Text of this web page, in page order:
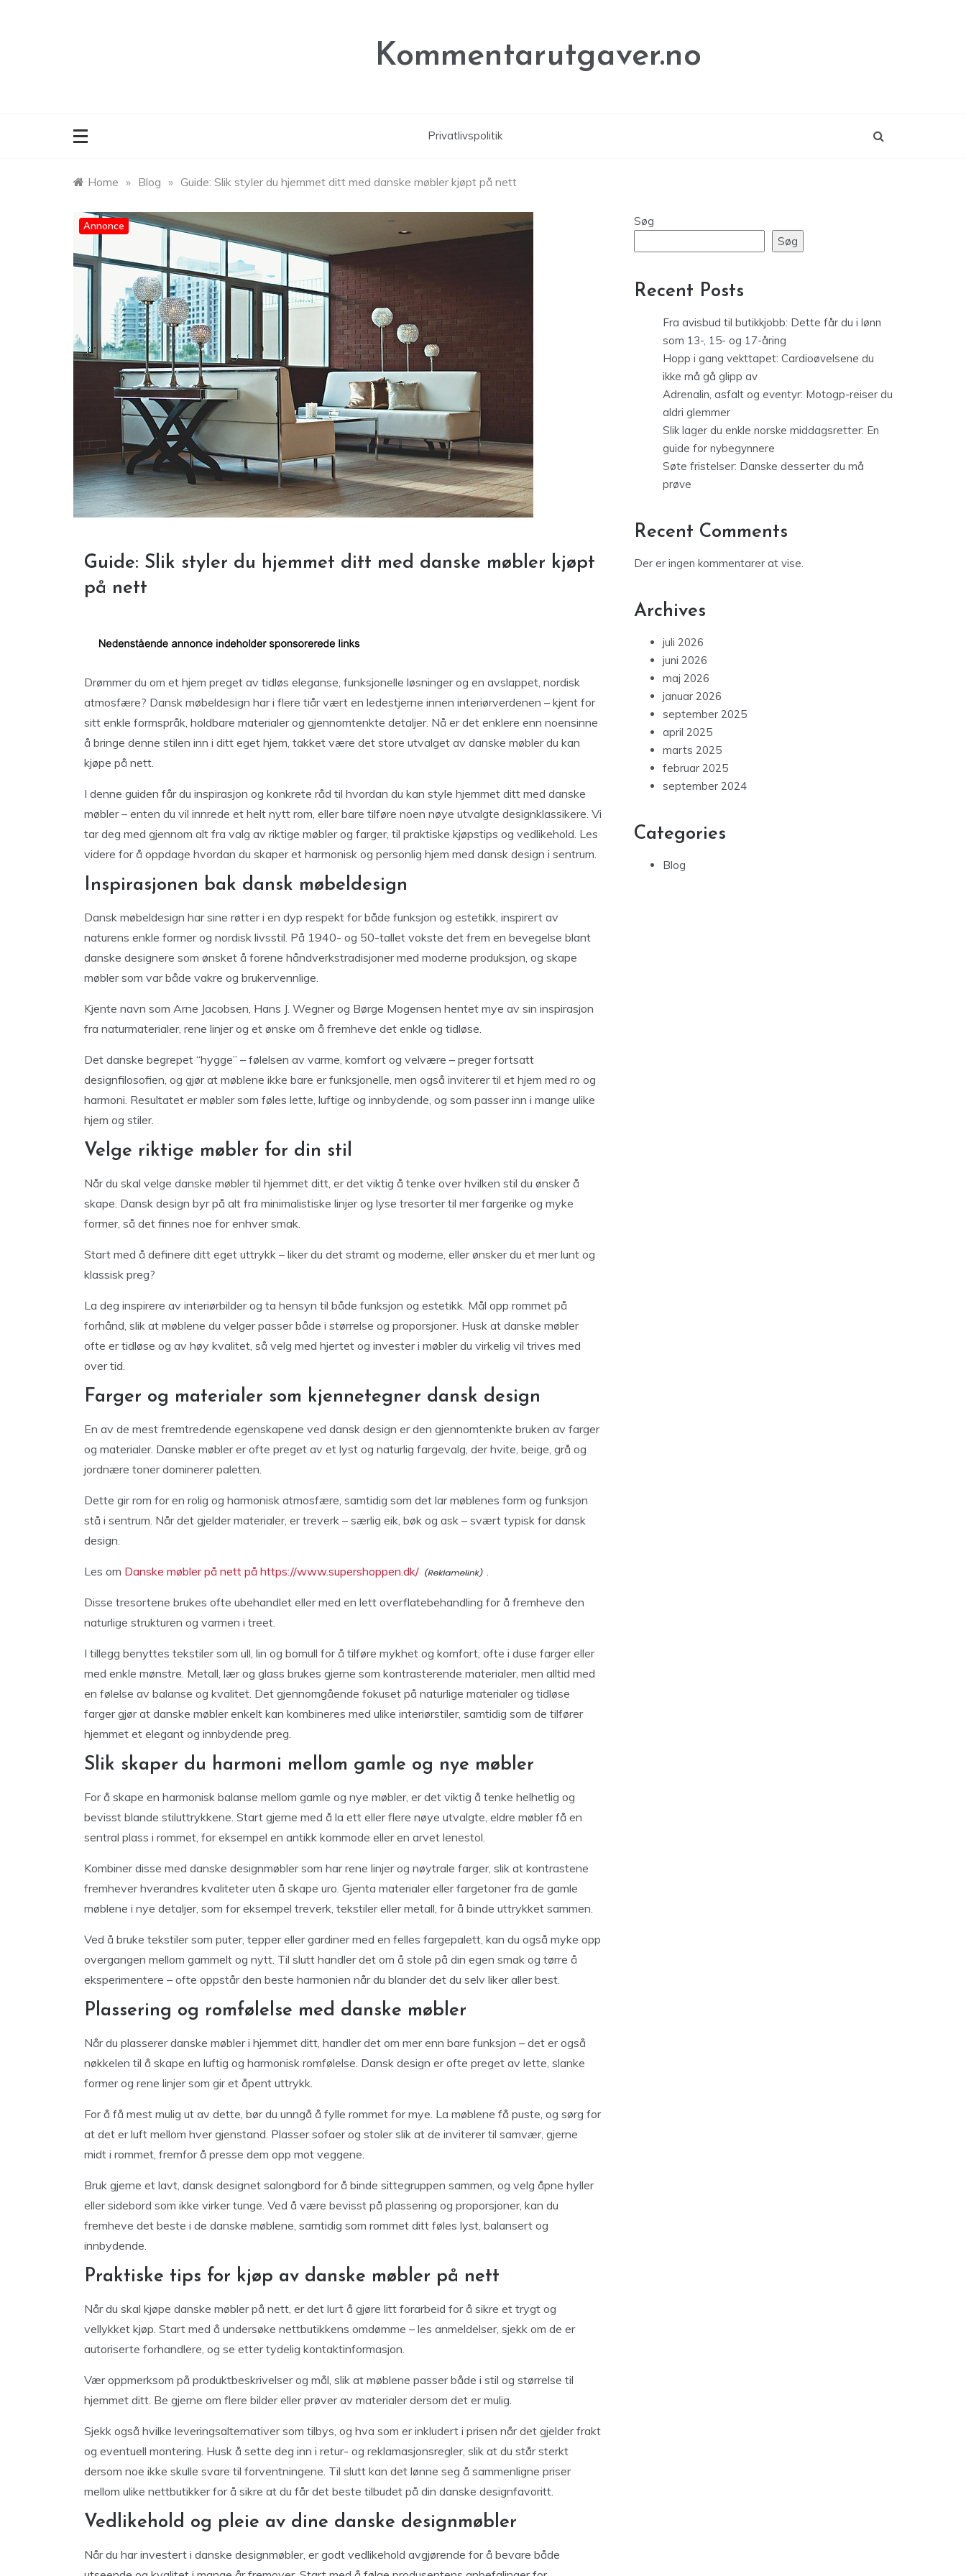
Kommentarutgaver.no
Privatlivspolitik
Home » Blog » Guide: Slik styler du hjemmet ditt med danske møbler kjøpt på nett
Annonce
Guide: Slik styler du hjemmet ditt med danske møbler kjøpt
på nett
Drømmer du om et hjem preget av tidløs eleganse, funksjonelle løsninger og en avslappet, nordisk
atmosfære? Dansk møbeldesign har i flere tiår vært en ledestjerne innen interiørverdenen – kjent for
sitt enkle formspråk, holdbare materialer og gjennomtenkte detaljer. Nå er det enklere enn noensinne
å bringe denne stilen inn i ditt eget hjem, takket være det store utvalget av danske møbler du kan
kjøpe på nett.
I denne guiden får du inspirasjon og konkrete råd til hvordan du kan style hjemmet ditt med danske
møbler – enten du vil innrede et helt nytt rom, eller bare tilføre noen nøye utvalgte designklassikere. Vi
tar deg med gjennom alt fra valg av riktige møbler og farger, til praktiske kjøpstips og vedlikehold. Les
videre for å oppdage hvordan du skaper et harmonisk og personlig hjem med dansk design i sentrum.
Inspirasjonen bak dansk møbeldesign
Dansk møbeldesign har sine røtter i en dyp respekt for både funksjon og estetikk, inspirert av
naturens enkle former og nordisk livsstil. På 1940- og 50-tallet vokste det frem en bevegelse blant
danske designere som ønsket å forene håndverkstradisjoner med moderne produksjon, og skape
møbler som var både vakre og brukervennlige.
Kjente navn som Arne Jacobsen, Hans J. Wegner og Børge Mogensen hentet mye av sin inspirasjon
fra naturmaterialer, rene linjer og et ønske om å fremheve det enkle og tidløse.
Det danske begrepet “hygge” – følelsen av varme, komfort og velvære – preger fortsatt
designfilosofien, og gjør at møblene ikke bare er funksjonelle, men også inviterer til et hjem med ro og
harmoni. Resultatet er møbler som føles lette, luftige og innbydende, og som passer inn i mange ulike
hjem og stiler.
Velge riktige møbler for din stil
Når du skal velge danske møbler til hjemmet ditt, er det viktig å tenke over hvilken stil du ønsker å
skape. Dansk design byr på alt fra minimalistiske linjer og lyse tresorter til mer fargerike og myke
former, så det finnes noe for enhver smak.
Start med å definere ditt eget uttrykk – liker du det stramt og moderne, eller ønsker du et mer lunt og
klassisk preg?
La deg inspirere av interiørbilder og ta hensyn til både funksjon og estetikk. Mål opp rommet på
forhånd, slik at møblene du velger passer både i størrelse og proporsjoner. Husk at danske møbler
ofte er tidløse og av høy kvalitet, så velg med hjertet og invester i møbler du virkelig vil trives med
over tid.
Farger og materialer som kjennetegner dansk design
En av de mest fremtredende egenskapene ved dansk design er den gjennomtenkte bruken av farger
og materialer. Danske møbler er ofte preget av et lyst og naturlig fargevalg, der hvite, beige, grå og
jordnære toner dominerer paletten.
Dette gir rom for en rolig og harmonisk atmosfære, samtidig som det lar møblenes form og funksjon
stå i sentrum. Når det gjelder materialer, er treverk – særlig eik, bøk og ask – svært typisk for dansk
design.
Les om Danske møbler på nett på https://www.supershoppen.dk/ .
Disse tresortene brukes ofte ubehandlet eller med en lett overflatebehandling for å fremheve den
naturlige strukturen og varmen i treet.
I tillegg benyttes tekstiler som ull, lin og bomull for å tilføre mykhet og komfort, ofte i duse farger eller
med enkle mønstre. Metall, lær og glass brukes gjerne som kontrasterende materialer, men alltid med
en følelse av balanse og kvalitet. Det gjennomgående fokuset på naturlige materialer og tidløse
farger gjør at danske møbler enkelt kan kombineres med ulike interiørstiler, samtidig som de tilfører
hjemmet et elegant og innbydende preg.
Slik skaper du harmoni mellom gamle og nye møbler
For å skape en harmonisk balanse mellom gamle og nye møbler, er det viktig å tenke helhetlig og
bevisst blande stiluttrykkene. Start gjerne med å la ett eller flere nøye utvalgte, eldre møbler få en
sentral plass i rommet, for eksempel en antikk kommode eller en arvet lenestol.
Kombiner disse med danske designmøbler som har rene linjer og nøytrale farger, slik at kontrastene
fremhever hverandres kvaliteter uten å skape uro. Gjenta materialer eller fargetoner fra de gamle
møblene i nye detaljer, som for eksempel treverk, tekstiler eller metall, for å binde uttrykket sammen.
Ved å bruke tekstiler som puter, tepper eller gardiner med en felles fargepalett, kan du også myke opp
overgangen mellom gammelt og nytt. Til slutt handler det om å stole på din egen smak og tørre å
eksperimentere – ofte oppstår den beste harmonien når du blander det du selv liker aller best.
Plassering og romfølelse med danske møbler
Når du plasserer danske møbler i hjemmet ditt, handler det om mer enn bare funksjon – det er også
nøkkelen til å skape en luftig og harmonisk romfølelse. Dansk design er ofte preget av lette, slanke
former og rene linjer som gir et åpent uttrykk.
For å få mest mulig ut av dette, bør du unngå å fylle rommet for mye. La møblene få puste, og sørg for
at det er luft mellom hver gjenstand. Plasser sofaer og stoler slik at de inviterer til samvær, gjerne
midt i rommet, fremfor å presse dem opp mot veggene.
Bruk gjerne et lavt, dansk designet salongbord for å binde sittegruppen sammen, og velg åpne hyller
eller sidebord som ikke virker tunge. Ved å være bevisst på plassering og proporsjoner, kan du
fremheve det beste i de danske møblene, samtidig som rommet ditt føles lyst, balansert og
innbydende.
Praktiske tips for kjøp av danske møbler på nett
Når du skal kjøpe danske møbler på nett, er det lurt å gjøre litt forarbeid for å sikre et trygt og
vellykket kjøp. Start med å undersøke nettbutikkens omdømme – les anmeldelser, sjekk om de er
autoriserte forhandlere, og se etter tydelig kontaktinformasjon.
Vær oppmerksom på produktbeskrivelser og mål, slik at møblene passer både i stil og størrelse til
hjemmet ditt. Be gjerne om flere bilder eller prøver av materialer dersom det er mulig.
Sjekk også hvilke leveringsalternativer som tilbys, og hva som er inkludert i prisen når det gjelder frakt
og eventuell montering. Husk å sette deg inn i retur- og reklamasjonsregler, slik at du står sterkt
dersom noe ikke skulle svare til forventningene. Til slutt kan det lønne seg å sammenligne priser
mellom ulike nettbutikker for å sikre at du får det beste tilbudet på din danske designfavoritt.
Vedlikehold og pleie av dine danske designmøbler
Når du har investert i danske designmøbler, er godt vedlikehold avgjørende for å bevare både
Søg
Søg
Recent Posts
Fra avisbud til butikkjobb: Dette får du i lønn
som 13-, 15- og 17-åring
Hopp i gang vekttapet: Cardioøvelsene du
ikke må gå glipp av
Adrenalin, asfalt og eventyr: Motogp-reiser du
aldri glemmer
Slik lager du enkle norske middagsretter: En
guide for nybegynnere
Søte fristelser: Danske desserter du må
prøve
Recent Comments
Der er ingen kommentarer at vise.
Archives
juli 2026
juni 2026
maj 2026
januar 2026
september 2025
april 2025
marts 2025
februar 2025
september 2024
Categories
Blog